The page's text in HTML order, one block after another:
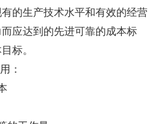
生产技术水平和有效的经营
应达到的先进可靠的成本标
标。
：